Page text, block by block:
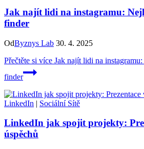
Jak najít lidi na instagramu:
finder
OdByznys Lab 30. 4. 2025
Přečtěte si více Jak najít lidi na
finder
LinkedIn | Sociální Sítě
LinkedIn jak spojit projekty:
úspěchů